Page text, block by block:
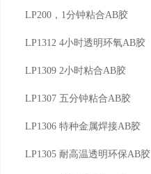
LP200，1分钟粘合AB胶
LP1312 4小时透明环氧AB胶
LP1309 2小时粘合AB胶
LP1307 五分钟粘合AB胶
LP1306 特种金属焊接AB胶
LP1305 耐高温透明环保AB胶